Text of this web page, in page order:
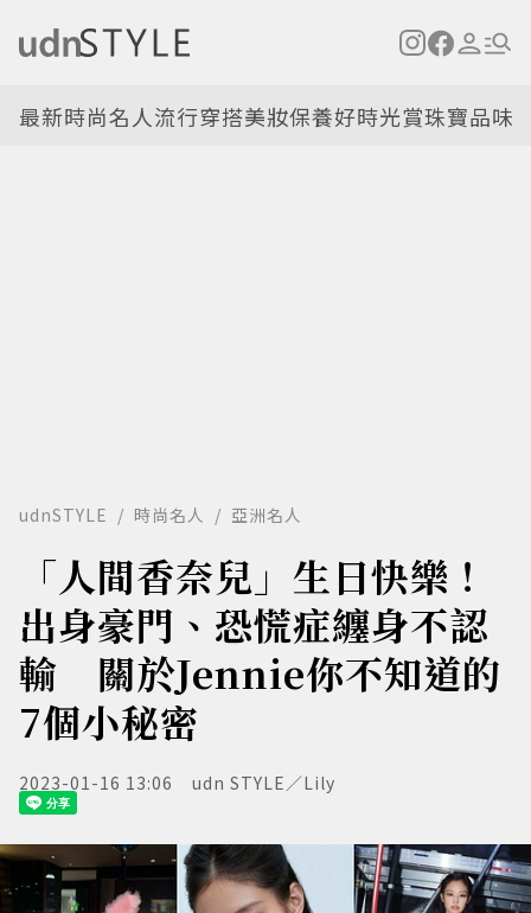
最新時尚名人流行穿搭美妝保養好時光賞珠寶品味
udnSTYLE 時尚名人 亞洲名人
「人間香奈兒」生日快樂！
出身豪門、恐慌症纏身不認
輸 關於Jennie你不知道的
7個小秘密
2023-01-16 13:06 udn STYLE／Lily